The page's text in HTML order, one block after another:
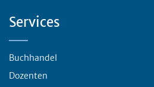
Services
Buchhandel
Dozenten